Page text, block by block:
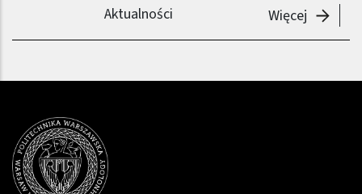
Aktualności
Więcej